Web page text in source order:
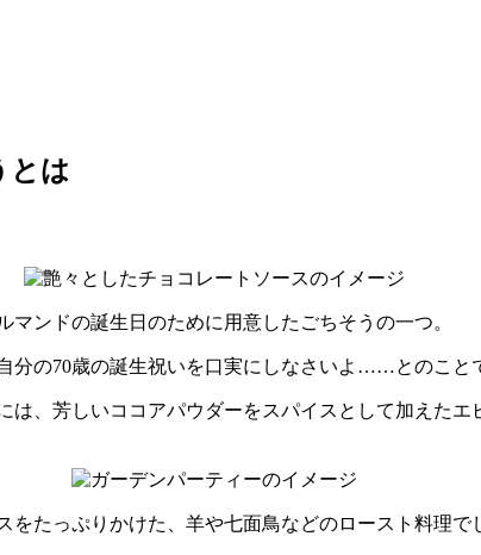
とは
ンドの誕生日のために用意したごちそうの一つ。
の70歳の誕生祝いを口実にしなさいよ……とのこと
、芳しいココアパウダーをスパイスとして加えた
たっぷりかけた、羊や七面鳥などのロースト料理で